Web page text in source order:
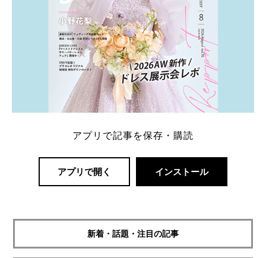
アプリで記事を保存・購読
アプリで開く インストール
新着・話題・注目の記事